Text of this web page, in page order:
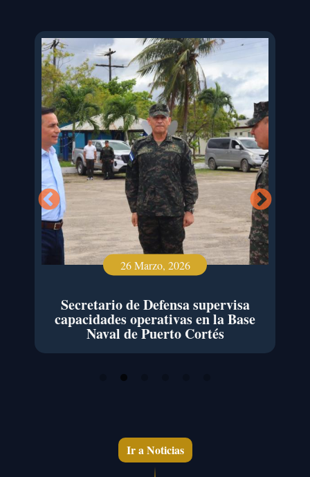
26 Marzo, 2026
Secretario de Defensa supervisa
capacidades operativas en la Base
Naval de Puerto Cortés
Ir a Noticias